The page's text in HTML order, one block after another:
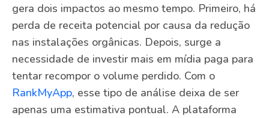
gera dois impactos ao mesmo tempo. Primeiro, há
perda de receita potencial por causa da redução
nas instalações orgânicas. Depois, surge a
necessidade de investir mais em mídia paga para
tentar recompor o volume perdido. Com o
RankMyApp, esse tipo de análise deixa de ser
apenas uma estimativa pontual. A plataforma